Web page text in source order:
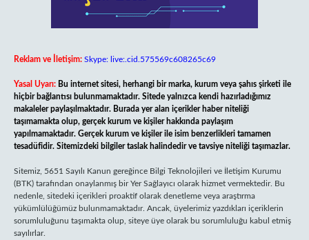
Reklam ve İletişim: Skype: live:.cid.575569c608265c69
Yasal Uyarı: Bu internet sitesi, herhangi bir marka, kurum veya şahıs şirketi ile
hiçbir bağlantısı bulunmamaktadır. Sitede yalnızca kendi hazırladığımız
makaleler paylaşılmaktadır. Burada yer alan içerikler haber niteliği
taşımamakta olup, gerçek kurum ve kişiler hakkında paylaşım
yapılmamaktadır. Gerçek kurum ve kişiler ile isim benzerlikleri tamamen
tesadüfidir. Sitemizdeki bilgiler taslak halindedir ve tavsiye niteliği taşımazlar.
Sitemiz, 5651 Sayılı Kanun gereğince Bilgi Teknolojileri ve İletişim Kurumu
(BTK) tarafından onaylanmış bir Yer Sağlayıcı olarak hizmet vermektedir. Bu
nedenle, sitedeki içerikleri proaktif olarak denetleme veya araştırma
yükümlülüğümüz bulunmamaktadır. Ancak, üyelerimiz yazdıkları içeriklerin
sorumluluğunu taşımakta olup, siteye üye olarak bu sorumluluğu kabul etmiş
sayılırlar.